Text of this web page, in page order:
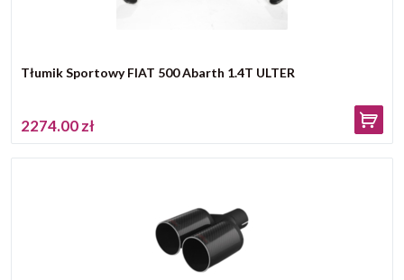
Tłumik Sportowy FIAT 500 Abarth 1.4T ULTER
2274.00 zł